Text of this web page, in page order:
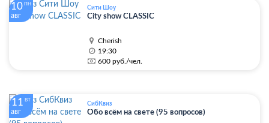
10 ПН
авг
Сити Шоу
City show CLASSIC
Cherish
19:30
600 руб./чел.
11 ВТ
авг
СибКвиз
Обо всëм на свете (95 вопросов)